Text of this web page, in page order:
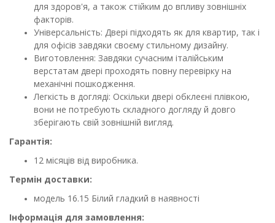
для здоров'я, а також стійким до впливу зовнішніх
факторів.
Універсальність: Двері підходять як для квартир, так і
для офісів завдяки своєму стильному дизайну.
Виготовлення: Завдяки сучасним італійським
верстатам двері проходять повну перевірку на
механічні пошкодження.
Легкість в догляді: Оскільки двері обклеєні плівкою,
вони не потребують складного догляду й довго
зберігають свій зовнішній вигляд.
Гарантія:
12 місяців від виробника.
Термін доставки:
модель 16.15 Білий гладкий в наявності
Інформація для замовлення: